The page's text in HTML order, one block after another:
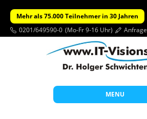
Mehr als 75.000 Teilnehmer in 30 Jahren
0201/649590-0 (Mo-Fr 9-16 Uhr) Anfrage
MENU